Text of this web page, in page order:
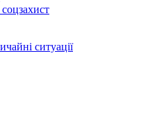
ситуації